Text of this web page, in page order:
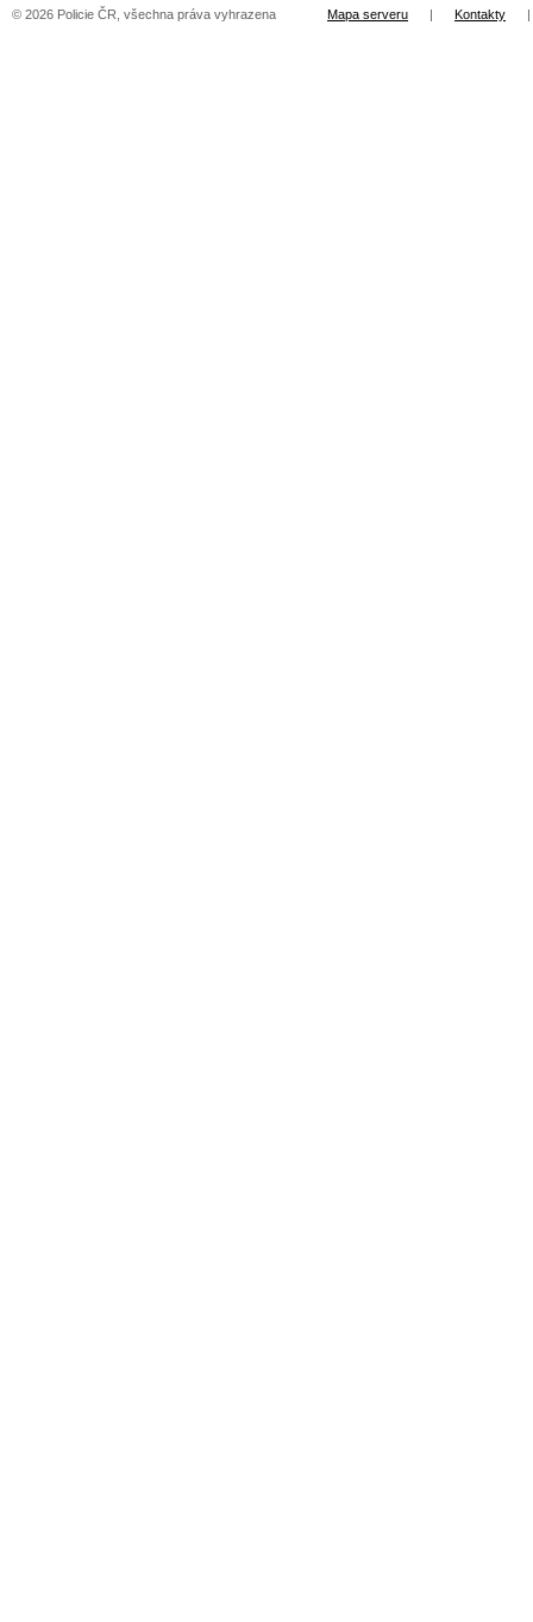
© 2026 Policie ČR, všechna práva vyhrazena Mapa serveru | Kontakty |